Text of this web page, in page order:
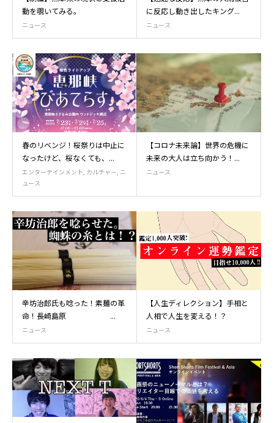
動を覗いてみる。
ニュース
に反応し動き出したキング...
ニュース
春のリベンジ！桜祭りは中止に
なったけど、桜なくても、...
エンターテインメント カルチャー ニ
ュース
【コロナ未来論】世界の危機に
未来の大人は立ち向かう！...
ニュース
辛坊治郎氏も唸った！素麺の革
命！長崎島原 ...
ニュース
【人生ディレクション】手相と
人相で人生を変える！？
ニュース